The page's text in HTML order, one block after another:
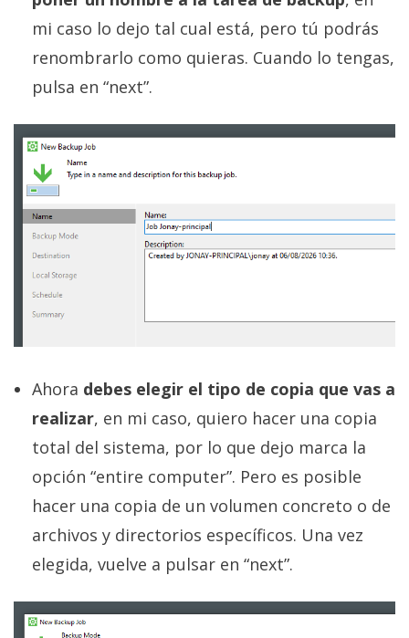
mi caso lo dejo tal cual está, pero tú podrás
renombrarlo como quieras. Cuando lo tengas,
pulsa en “next”.
Ahora debes elegir el tipo de copia que vas a
realizar, en mi caso, quiero hacer una copia
total del sistema, por lo que dejo marca la
opción “entire computer”. Pero es posible
hacer una copia de un volumen concreto o de
archivos y directorios específicos. Una vez
elegida, vuelve a pulsar en “next”.